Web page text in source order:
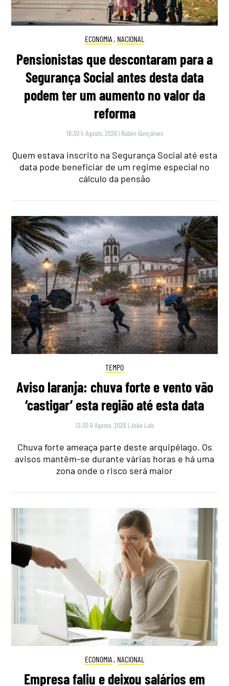
ECONOMIA , NACIONAL
Pensionistas que descontaram para a
Segurança Social antes desta data
podem ter um aumento no valor da
reforma
18:30 5 Agosto, 2026 | Rubén Gonçalves
Quem estava inscrito na Segurança Social até esta
data pode beneficiar de um regime especial no
cálculo da pensão
TEMPO
Aviso laranja: chuva forte e vento vão
‘castigar’ esta região até esta data
12:30 6 Agosto, 2026 |João Luís
Chuva forte ameaça parte deste arquipélago. Os
avisos mantêm-se durante várias horas e há uma
zona onde o risco será maior
ECONOMIA , NACIONAL
Empresa faliu e deixou salários em